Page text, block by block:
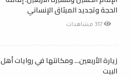
الحجة وتجديد الميثاق الإنساني
زيارة الأربعين... ومكانتها في روايات أهل
البيت